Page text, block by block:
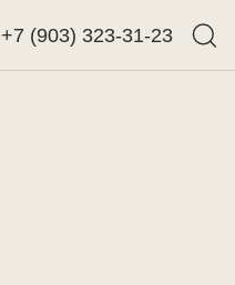
+7 (903) 323-31-23